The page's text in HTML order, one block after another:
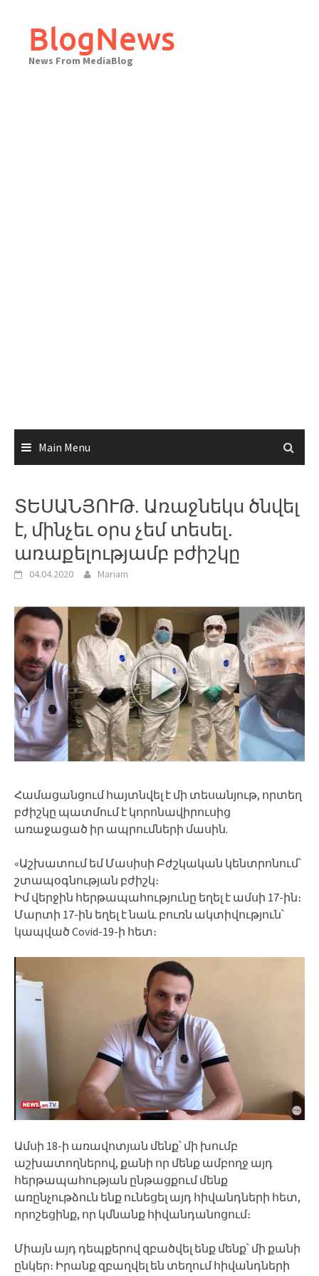
contentBlogNews
News From MediaBlog
Main Menu
ՏԵՍԱՆՅՈՒԹ. Առաջնեկս ծնվել
է, մինչեւ օրս չեմ տեսել․
առաքելությամբ բժիշկը
04.04.2020 Mariam
Համացանցում հայտնվել է մի տեսանյութ, որտեղ
բժիշկը պատմում է կորոնավիրուսից
առաջացած իր ապրումների մասին.
«Աշխատում եմ Մասիսի Բժշկական կենտրոնում՝
շտապօգնության բժիշկ։
Իմ վերջին հերթապահությունը եղել է ամսի 17-ին։
Մարտի 17-ին եղել է նաև բուռն ակտիվություն՝
կապված Covid-19-ի հետ։
Ամսի 18-ի առավոտյան մենք՝ մի խումբ
աշխատողներով, քանի որ մենք ամբողջ այդ
հերթապահության ընթացքում մենք
առընչութձուն ենք ունեցել այդ հիվանդների հետ,
որոշեցինք, որ կմնանք հիվանդանոցում։
Միայն այդ դեպքերով զբածվել ենք մենք՝ մի քանի
ընկեր։ Իրանք զբաղվել են տեղում հիվանդների